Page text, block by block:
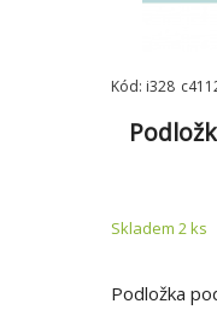
Kód:
Skladem 2 ks
Podložka